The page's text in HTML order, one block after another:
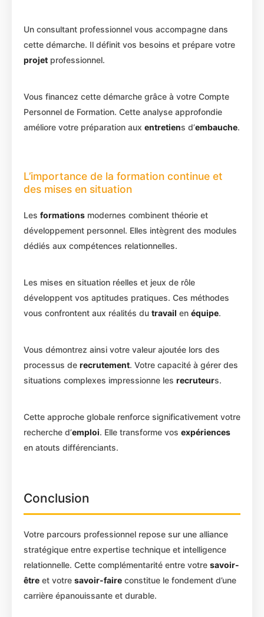
Un consultant professionnel vous accompagne dans
cette démarche. Il définit vos besoins et prépare votre
projet professionnel.
Vous financez cette démarche grâce à votre Compte
Personnel de Formation. Cette analyse approfondie
améliore votre préparation aux entretiens d’embauche.
L’importance de la formation continue et
des mises en situation
Les formations modernes combinent théorie et
développement personnel. Elles intègrent des modules
dédiés aux compétences relationnelles.
Les mises en situation réelles et jeux de rôle
développent vos aptitudes pratiques. Ces méthodes
vous confrontent aux réalités du travail en équipe.
Vous démontrez ainsi votre valeur ajoutée lors des
processus de recrutement. Votre capacité à gérer des
situations complexes impressionne les recruteurs.
Cette approche globale renforce significativement votre
recherche d’emploi. Elle transforme vos expériences
en atouts différenciants.
Conclusion
Votre parcours professionnel repose sur une alliance
stratégique entre expertise technique et intelligence
relationnelle. Cette complémentarité entre votre savoir-
être et votre savoir-faire constitue le fondement d’une
carrière épanouissante et durable.